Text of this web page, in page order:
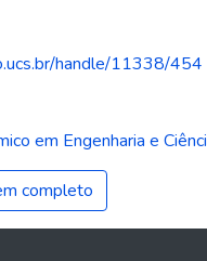
handle/11338/454
em Engenharia e
completo